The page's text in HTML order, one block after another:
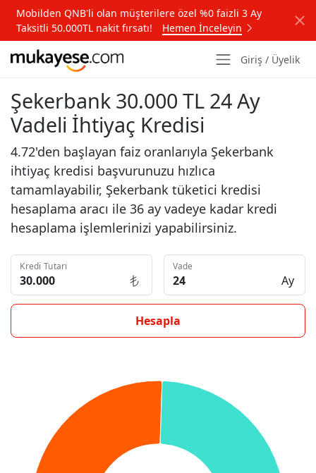
Mobilden QNB'li olan müşterilere özel %0 faizli 3 Ay
Taksitli 50.000TL nakit fırsatı!
Hemen İnceleyin
Giriş / Üyelik
Şekerbank 30.000 TL 24 Ay
Vadeli İhtiyaç Kredisi
4.72'den başlayan faiz oranlarıyla Şekerbank
ihtiyaç kredisi başvurunuzu hızlıca
tamamlayabilir, Şekerbank tüketici kredisi
hesaplama aracı ile 36 ay vadeye kadar kredi
hesaplama işlemlerinizi yapabilirsiniz.
Kredi Tutarı Vade
Ay
Hesapla